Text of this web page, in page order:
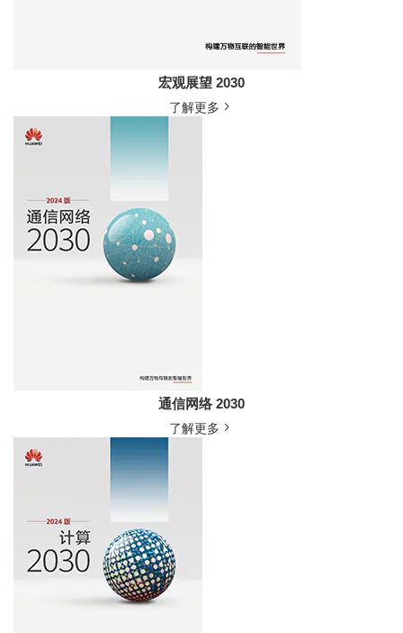
宏观展望 2030
了解更多
通信网络 2030
了解更多